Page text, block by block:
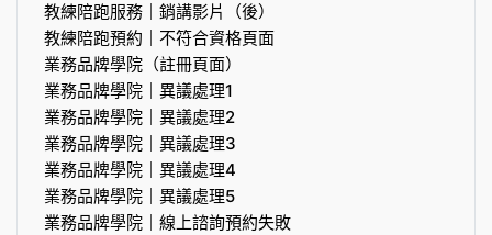
教練陪跑服務｜銷講影片（後）
教練陪跑預約｜不符合資格頁面
業務品牌學院（註冊頁面）
業務品牌學院｜異議處理1
業務品牌學院｜異議處理2
業務品牌學院｜異議處理3
業務品牌學院｜異議處理4
業務品牌學院｜異議處理5
業務品牌學院｜線上諮詢預約失敗